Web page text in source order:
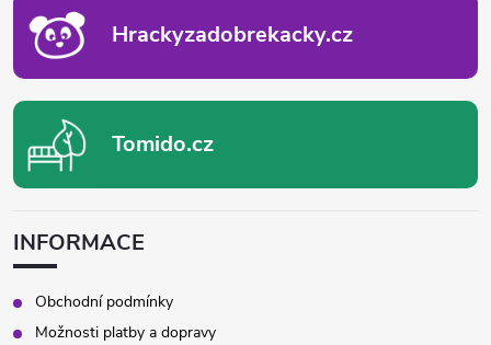
Hrackyzadobrekacky.cz
Tomido.cz
INFORMACE
Obchodní podmínky
Možnosti platby a dopravy